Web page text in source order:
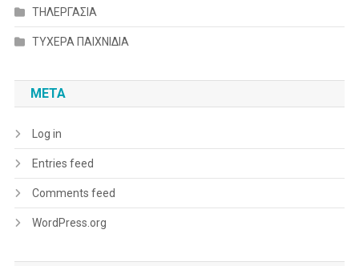
ΤΗΛΕΡΓΑΣΙΑ
ΤΥΧΕΡΑ ΠΑΙΧΝΙΔΙΑ
META
Log in
Entries feed
Comments feed
WordPress.org